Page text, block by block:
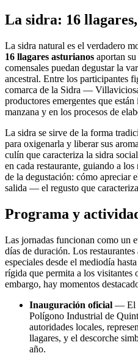
La sidra: 16
La sidra natural es el verdadero
16 llagares asturianos aportan
comensales puedan degustar la
ancestral. Entre los participantes
comarca de la Sidra —
productores emergentes que
manzana y en los procesos de
La sidra se sirve de la forma
para oxigenarla y liberar sus
culín que caracteriza la sidra
en cada restaurante, guiando a
de la degustación: cómo apreciar
salida — el regusto que
Programa y
Las jornadas funcionan como un
días de duración. Los
especiales desde el mediodía
rígida que permita a los
embargo, hay momentos
Inauguración oficial — El
Polígono Industrial de
autoridades locales,
llagares, y el descorche
año.